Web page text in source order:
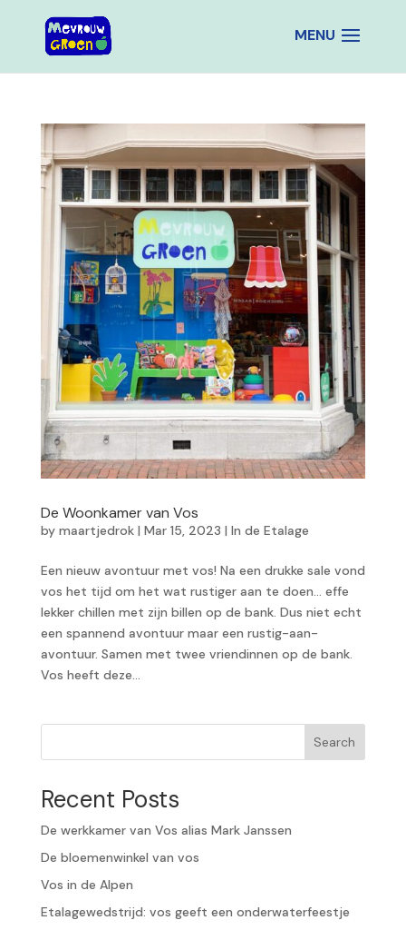
De Woonkamer van Vos
by maartjedrok| Mar 15, 2023 | In de Etalage
Een nieuw avontuur met vos! Na een drukke sale vond
vos het tijd om het wat rustiger aan te doen… effe
lekker chillen met zijn billen op de bank. Dus niet echt
een spannend avontuur maar een rustig-aan-
avontuur. Samen met twee vriendinnen op de bank.
Vos heeft deze...
Search
Recent Posts
De werkkamer van Vos alias Mark Janssen
De bloemenwinkel van vos
Vos in de Alpen
Etalagewedstrijd: vos geeft een onderwaterfeestje